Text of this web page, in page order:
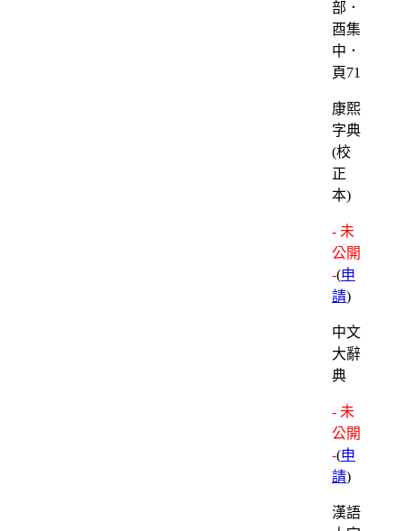
部．
酉集
中．
頁71
康熙
字典
(校
正
本)
- 未
公開
-(申
請)
中文
大辭
典
- 未
公開
-(申
請)
漢語